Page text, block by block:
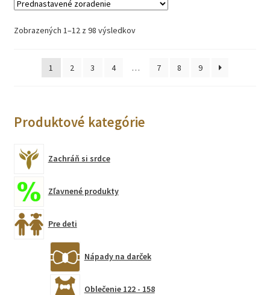
Zobrazených 1–12 z 98 výsledkov
1 2 3 4 … 7 8 9
Produktové kategórie
Zachráň si srdce
Zľavnené produkty
Pre deti
Nápady na darček
Oblečenie 122 - 158